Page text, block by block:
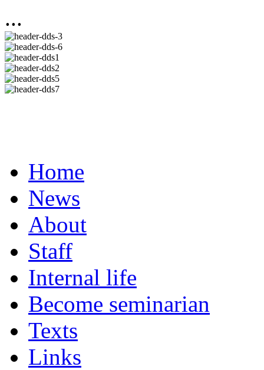
...
Home
News
About
Staff
Internal life
Become seminarian
Texts
Links